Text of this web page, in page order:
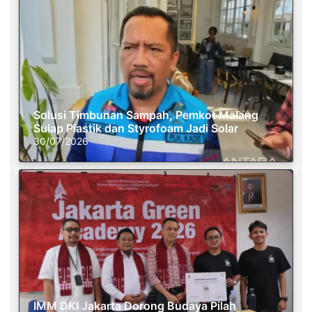
Solusi Timbunan Sampah, Pemkot Malang
Sulap Plastik dan Styrofoam Jadi Solar
30/07/2026
IMM DKI Jakarta Dorong Budaya Pilah